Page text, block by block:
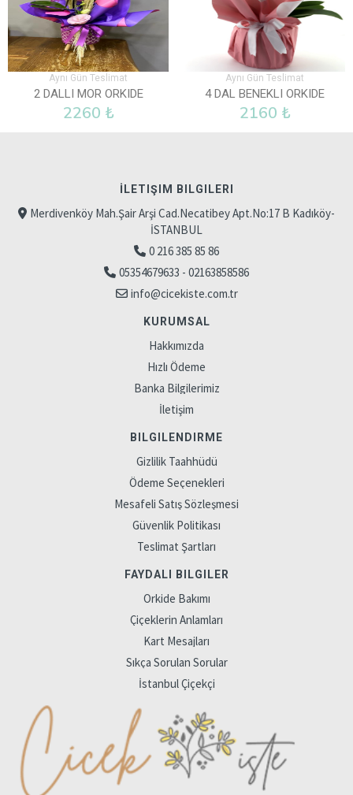
Aynı Gün Teslimat
2 DALLI MOR ORKIDE
2260 ₺
Aynı Gün Teslimat
4 DAL BENEKLI ORKIDE
2160 ₺
İLETIŞIM BILGILERI
Merdivenköy Mah.Şair Arşi Cad.Necatibey Apt.No:17 B Kadıköy-
İSTANBUL
0 216 385 85 86
05354679633 - 02163858586
info@cicekiste.com.tr
KURUMSAL
Hakkımızda
Hızlı Ödeme
Banka Bilgilerimiz
İletişim
BILGILENDIRME
Gizlilik Taahhüdü
Ödeme Seçenekleri
Mesafeli Satış Sözleşmesi
Güvenlik Politikası
Teslimat Şartları
FAYDALI BILGILER
Orkide Bakımı
Çiçeklerin Anlamları
Kart Mesajları
Sıkça Sorulan Sorular
İstanbul Çiçekçi